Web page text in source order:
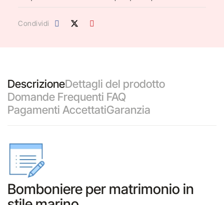
Condividi
DescrizioneDettagli del prodotto
Domande Frequenti FAQ
Pagamenti AccettatiGaranzia
Bomboniere per matrimonio in